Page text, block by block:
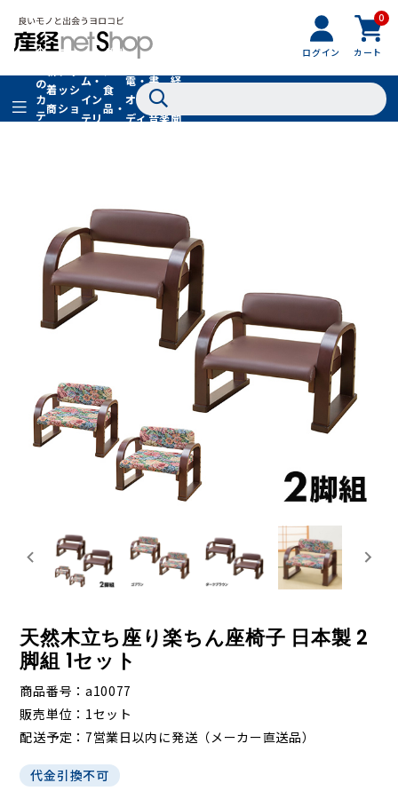
ログイン
0
カート
全
の
カ
テ
着
商
品
フ
ッ
シ
ョ
フ
ァ
シ
ョ
ン
ム・
イン
テリ
グル
食
品・
ドリ
家
電・
オー
ディ
書
籍・
音楽
経
聞
天然木立ち座り楽ちん座椅子 日本製 2
脚組 1セット
商品番号
a10077
販売単位
1セット
配送予定
7営業日以内に発送（メーカー直送品）
代金引換不可